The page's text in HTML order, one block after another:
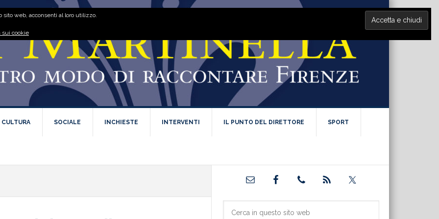
CULTURA SOCIALE INCHIESTE INTERVENTI IL PUNTO DEL DIRETTORE SPORT
Barra
primaria
web, acconsenti al loro utilizzo.
sui cookie